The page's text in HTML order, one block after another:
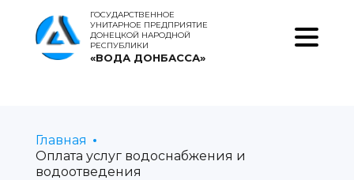
ГОСУДАРСТВЕННОЕ
УНИТАРНОЕ ПРЕДПРИЯТИЕ
ДОНЕЦКОЙ НАРОДНОЙ
РЕСПУБЛИКИ
«ВОДА ДОНБАССА»
Главная
Оплата услуг водоснабжения и
водоотведения